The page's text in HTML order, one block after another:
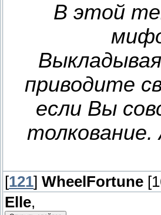
В этой
приводите
если Вы
[121] WheelFortune
Elle,